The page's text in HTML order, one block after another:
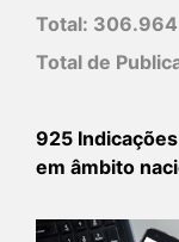
Total: 306.964
Total de
925
em âmbito